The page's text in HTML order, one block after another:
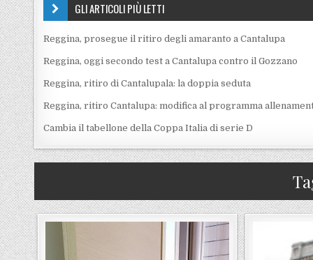
GLI ARTICOLI PIÙ LETTI
Reggina, prosegue il ritiro degli amaranto a Cantalupa
Reggina, oggi secondo test a Cantalupa contro il Gozzano
Reggina, ritiro di Cantalupala: la doppia seduta
Reggina, ritiro Cantalupa: modifica al programma
Cambia il tabellone della Coppa Italia di serie D